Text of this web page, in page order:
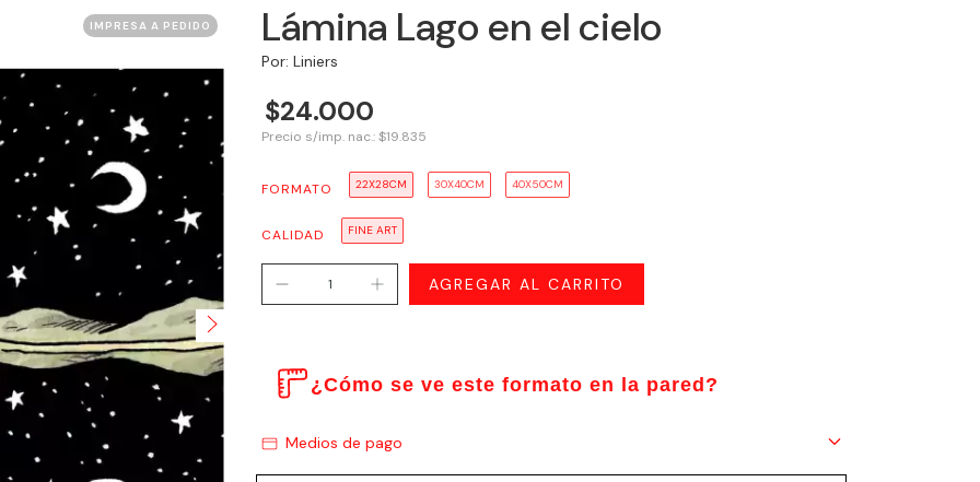
IMPRESA A PEDIDO Lámina Lago en el cielo
Por: Liniers
$24.000
Precio s/imp. nac.: $19.835
FORMATO 22X28CM 30X40CM 40X50CM
CALIDAD FINE ART
¿Cómo se ve este formato en la pared?
Medios de pago